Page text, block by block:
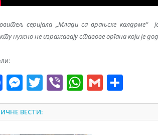
серијала „Млади са врањске
нужно не изражавају ставове органа који је
Facebook
Messenger
Twitter
ViberWhatsApp
Gmail
ВЕСТИ: